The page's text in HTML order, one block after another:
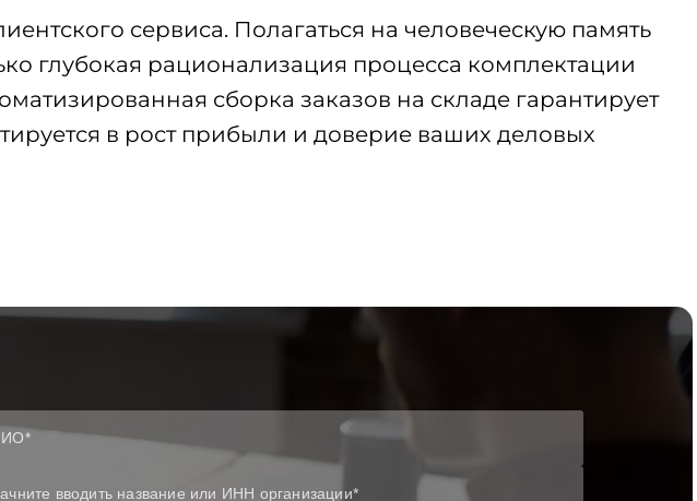
сервиса. Полагаться на человеческую память
глубокая рационализация процесса комплектации
сборка заказов на складе гарантирует
в рост прибыли и доверие ваших деловых